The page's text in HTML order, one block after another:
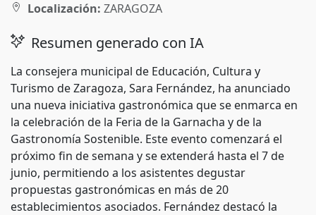
Localización: ZARAGOZA
Resumen generado con IA
La consejera municipal de Educación, Cultura y
Turismo de Zaragoza, Sara Fernández, ha anunciado
una nueva iniciativa gastronómica que se enmarca en
la celebración de la Feria de la Garnacha y de la
Gastronomía Sostenible. Este evento comenzará el
próximo fin de semana y se extenderá hasta el 7 de
junio, permitiendo a los asistentes degustar
propuestas gastronómicas en más de 20
establecimientos asociados. Fernández destacó la